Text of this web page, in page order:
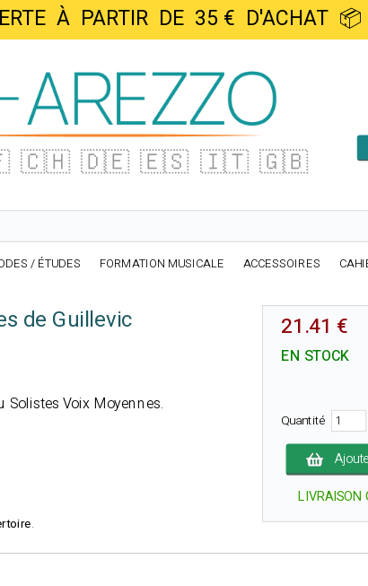
À PARTIR DE 35 € D'ACHAT
🇨🇭 🇩🇪 🇪🇸 🇮🇹 🇬🇧
/ ÉTUDES FORMATION MUSICALE ACCESSOIRES
de Guillevic
Solistes Voix Moyennes.
.
21.41 €
EN STOCK
Quantité
LIVRAISON